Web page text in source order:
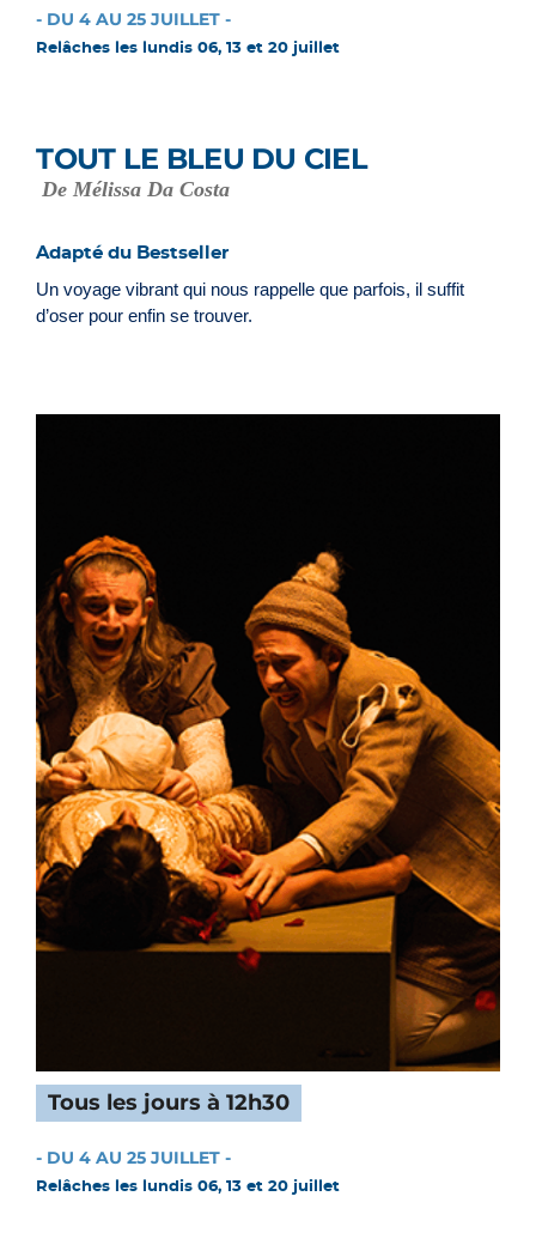
- DU 4 AU 25 JUILLET -
Relâches les lundis 06, 13 et 20 juillet
TOUT LE BLEU DU CIEL
De Mélissa Da Costa
Adapté du Bestseller
Un voyage vibrant qui nous rappelle que parfois, il suffit
d’oser pour enfin se trouver.
Tous les jours à 12h30
- DU 4 AU 25 JUILLET -
Relâches les lundis 06, 13 et 20 juillet